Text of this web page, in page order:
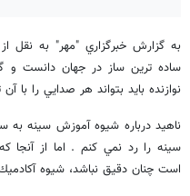
به گزارش خبرگزاري "مهر" به نقل
ساده ترين ساز در جهان دانست
نوازنده بايد بتواند هر صدايي را با آن
ناهيد درباره شيوه آموزش سينه به
سينه را رد نمي كنم . اما از
است چنان دقيق نباشد، شيوه